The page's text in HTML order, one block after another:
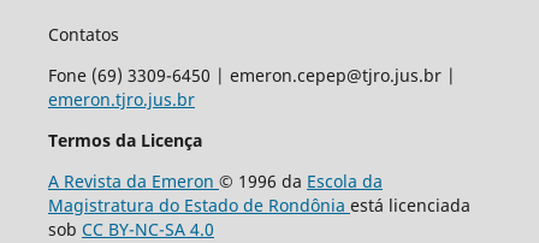
Contatos
Fone (69) 3309-6450 | emeron.cepep@tjro.jus.br |
emeron.tjro.jus.br
Termos da Licença
A Revista da Emeron © 1996 da Escola da
Magistratura do Estado de Rondônia está licenciada
sob CC BY-NC-SA 4.0